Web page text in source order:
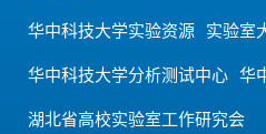
华中科技大学实验资源 实验室
华中科技大学分析测试中心 华
湖北省高校实验室工作研究会